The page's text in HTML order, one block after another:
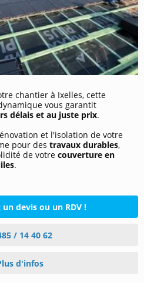
chantier à Ixelles, cette
vous garantit
délais et au juste prix.
et l'isolation de votre
pour des travaux durables,
de votre couverture en
.
un devis ou un RDV !
/ 14 40 62
d'infos